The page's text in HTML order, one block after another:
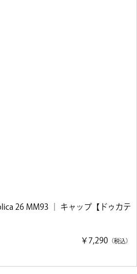
26 MM93 ｜ キャップ【ドゥカテ
￥7,290 （税込）